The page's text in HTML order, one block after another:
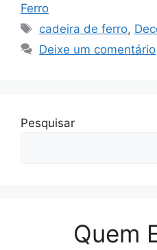
Ferro
Tags
cadeira de ferro,
Deixe um comentário
Pesquisar
Quem